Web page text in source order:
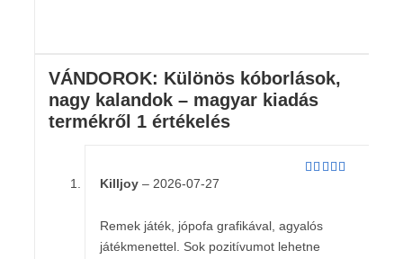
VÁNDOROK: Különös kóborlások,
nagy kalandok – magyar kiadás
termékről 1 értékelés
Killjoy– 2026-07-27
Remek játék, jópofa grafikával, agyalós
játékmenettel. Sok pozitívumot lehetne